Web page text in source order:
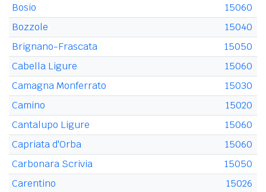
Bosio
15060
Bozzole
15040
Brignano-Frascata
15050
Cabella Ligure
15060
Camagna Monferrato
15030
Camino
15020
Cantalupo Ligure
15060
Capriata d'Orba
15060
Carbonara Scrivia
15050
Carentino
15026